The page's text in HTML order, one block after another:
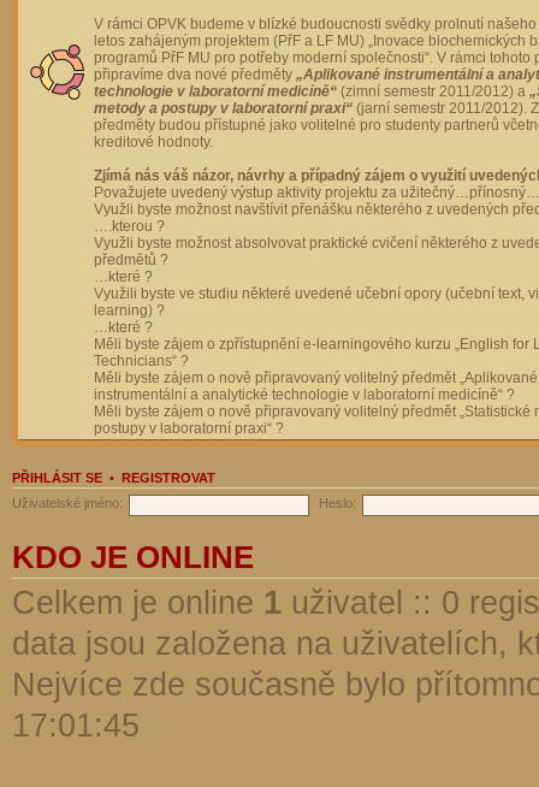
V rámci OPVK budeme v blízké budoucnosti svědky prolnutí
letos zahájeným projektem (PřF a LF MU) „Inovace biochemických
programů PřF MU pro potřeby moderní společnosti“. V rámci tohoto
připravíme dva nové předměty „Aplikované instrumentální a
technologie v laboratorní medicíně“ (zimní semestr 2011/2012) a
metody a postupy v laboratorní praxi“ (jarní semestr 2011/2012).
předměty budou přístupné jako volitelné pro studenty partnerů
kreditové hodnoty.
Zjímá nás váš názor, návrhy a případný zájem o využití
Považujete uvedený výstup aktivity projektu za
Využli byste možnost navštívit přenášku některého z uvedených
….kterou ?
Využli byste možnost absolvovat praktické cvičení některého z
předmětů ?
…které ?
Využili byste ve studiu některé uvedené učební opory (učební text,
learning) ?
…které ?
Měli byste zájem o zpřístupnění e-learningového kurzu „English for
Technicians“ ?
Měli byste zájem o nově připravovaný volitelný předmět „Aplikované
instrumentální a analytické technologie v laboratorní medicíně“ ?
Měli byste zájem o nově připravovaný volitelný předmět „Statistické
postupy v laboratorní praxi“ ?
PŘIHLÁSIT SE • REGISTROVAT
Uživatelské jméno:
Heslo:
KDO JE ONLINE
Celkem je online 1 uživatel :: 0
data jsou založena na uživatelích,
Nejvíce zde současně bylo
17:01:45